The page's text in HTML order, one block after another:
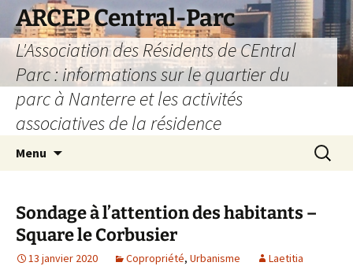
Aller
contenu
ARCEP Central-Parc
L'Association des Résidents de CEntral
Parc : informations sur le quartier du
parc à Nanterre et les activités
associatives de la résidence
Menu
Sondage à l’attention des habitants –
Square le Corbusier
13 janvier 2020 Copropriété, Urbanisme Laetitia